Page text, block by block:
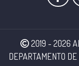
2019 - 2026
DEPARTAMENTO